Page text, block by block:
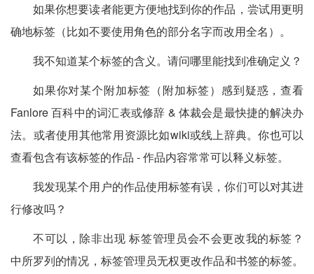
如果你想要读者能更方便地找到你的作品，尝试用更明
确地标签（比如不要使用角色的部分名字而改用全名）。
我不知道某个标签的含义。请问哪里能找到准确定义？
如果你对某个附加标签（附加标签）感到疑惑，查看
Fanlore 百科中的词汇表或修辞 & 体裁会是最快捷的解决办
法。或者使用其他常用资源比如wiki或线上辞典。你也可以
查看包含有该标签的作品 - 作品内容常常可以释义标签。
我发现某个用户的作品使用标签有误，你们可以对其进
行修改吗？
不可以，除非出现 标签管理员会不会更改我的标签？
中所罗列的情况，标签管理员无权更改作品和书签的标签。